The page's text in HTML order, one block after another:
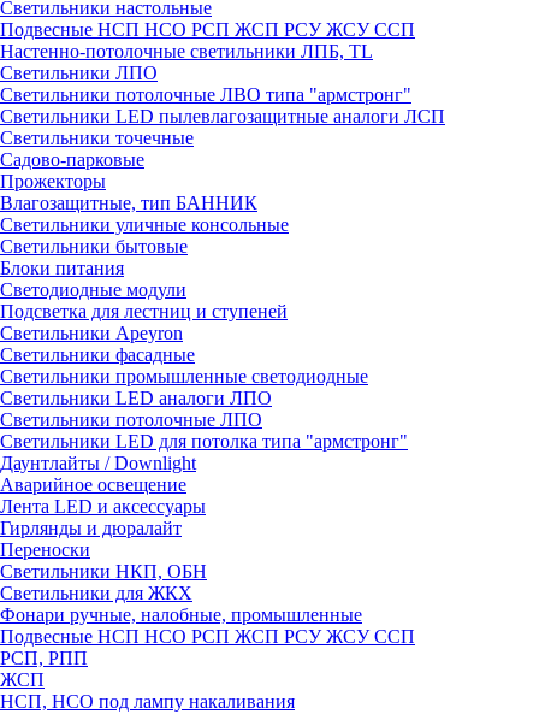
Светильники настольные
Подвесные НСП НСО РСП ЖСП РСУ ЖСУ ССП
Настенно-потолочные светильники ЛПБ, TL
Светильники ЛПО
Светильники потолочные ЛВО типа "армстронг"
Светильники LED пылевлагозащитные аналоги ЛСП
Светильники точечные
Садово-парковые
Прожекторы
Влагозащитные, тип БАННИК
Светильники уличные консольные
Светильники бытовые
Блоки питания
Светодиодные модули
Подсветка для лестниц и ступеней
Светильники Apeyron
Светильники фасадные
Светильники промышленные светодиодные
Светильники LED аналоги ЛПО
Светильники потолочные ЛПО
Светильники LED для потолка типа "армстронг"
Даунтлайты / Downlight
Аварийное освещение
Лента LED и аксессуары
Гирлянды и дюралайт
Переноски
Светильники НКП, ОБН
Светильники для ЖКХ
Фонари ручные, налобные, промышленные
Подвесные НСП НСО РСП ЖСП РСУ ЖСУ ССП
РСП, РПП
ЖСП
НСП, НСО под лампу накаливания